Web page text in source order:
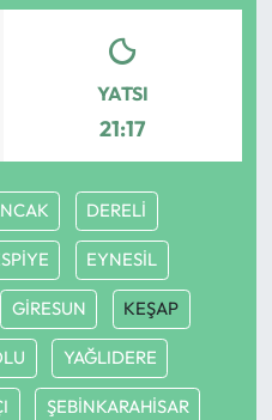
YATSI
21:17
DERELİ
EYNESİL
GİRESUN KEŞAP
YAĞLIDERE
ŞEBİNKARAHİSAR